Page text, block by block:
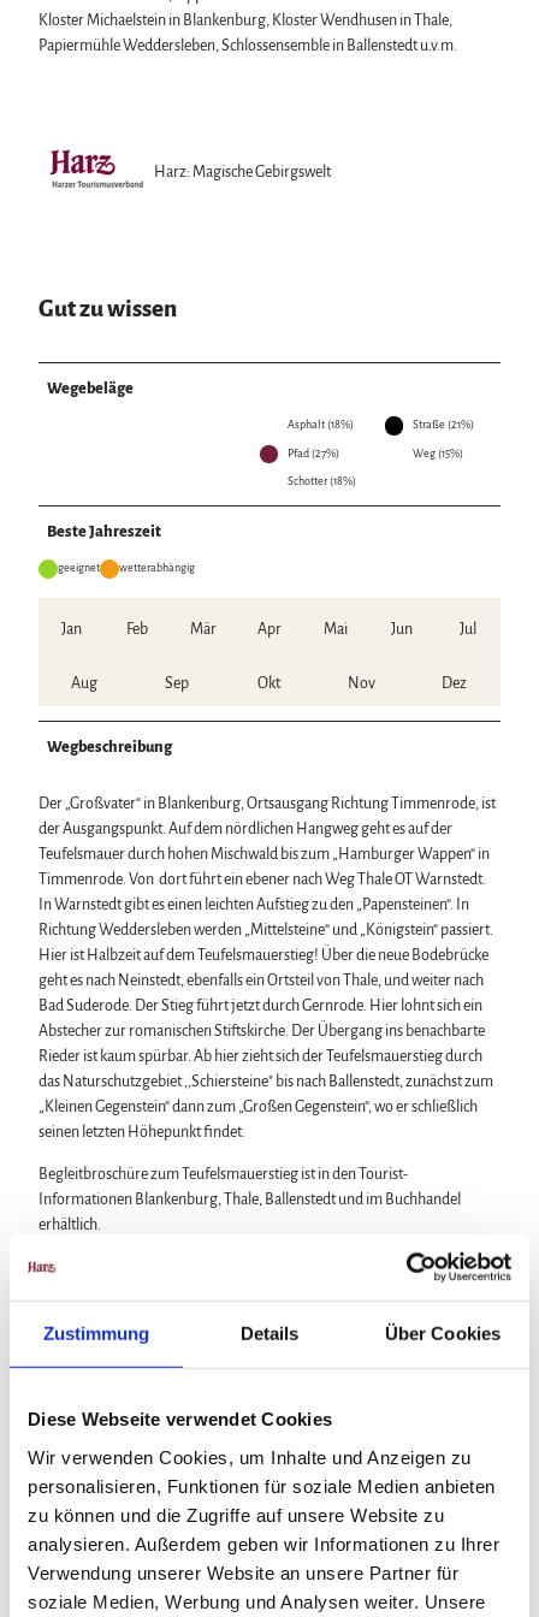
Zustimmung Details Über Cookies
Diese Webseite verwendet Cookies
Wir verwenden Cookies, um Inhalte und Anzeigen zu
personalisieren, Funktionen für soziale Medien anbieten
zu können und die Zugriffe auf unsere Website zu
analysieren. Außerdem geben wir Informationen zu Ihrer
Verwendung unserer Website an unsere Partner für
soziale Medien, Werbung und Analysen weiter. Unsere
Kloster Michaelstein in Blankenburg, Kloster Wendhusen in Thale,
Papiermühle Weddersleben, Schlossensemble in Ballenstedt u.v.m.
Harz: Magische Gebirgswelt
Gut zu wissen
Wegebeläge
Asphalt (18%) Straße (21%)
Pfad (27%) Weg (15%)
Schotter (18%)
Beste Jahreszeit
geeignet wetterabhängig
Jan Feb Mär Apr Mai Jun Jul
Aug Sep Okt Nov Dez
Wegbeschreibung
Der „Großvater“ in Blankenburg, Ortsausgang Richtung Timmenrode, ist
der Ausgangspunkt. Auf dem nördlichen Hangweg geht es auf der
Teufelsmauer durch hohen Mischwald bis zum „Hamburger Wappen“ in
Timmenrode. Von dort führt ein ebener nach Weg Thale OT Warnstedt.
In Warnstedt gibt es einen leichten Aufstieg zu den „Papensteinen“. In
Richtung Weddersleben werden „Mittelsteine“ und „Königstein“ passiert.
Hier ist Halbzeit auf dem Teufelsmauerstieg! Über die neue Bodebrücke
geht es nach Neinstedt, ebenfalls ein Ortsteil von Thale, und weiter nach
Bad Suderode. Der Stieg führt jetzt durch Gernrode. Hier lohnt sich ein
Abstecher zur romanischen Stiftskirche. Der Übergang ins benachbarte
Rieder ist kaum spürbar. Ab hier zieht sich der Teufelsmauerstieg durch
das Naturschutzgebiet ,,Schiersteine" bis nach Ballenstedt, zunächst zum
„Kleinen Gegenstein“ dann zum „Großen Gegenstein“, wo er schließlich
seinen letzten Höhepunkt findet.
Begleitbroschüre zum Teufelsmauerstieg ist in den Tourist-
Informationen Blankenburg, Thale, Ballenstedt und im Buchhandel
erhältlich.
Anfahrt
Thale - Abfahrt Thale
Thale/Neinstedt: Parkplatz Teufelsmauer
Ballenstedt: Am Zehling
Öffentliche Verkehrsmittel